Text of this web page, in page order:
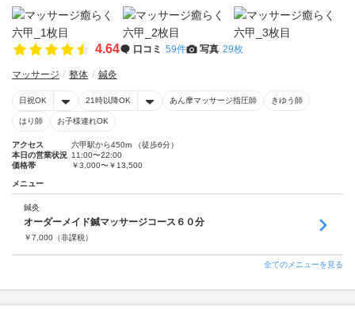
4.64 口コミ 59件 写真 29枚
マッサージ 整体 鍼灸
日祝OK 21時以降OK あん摩マッサージ指圧師 きゆう師
はり師 お子様連れOK
アクセス
六甲駅から450m （徒歩6分）
本日の営業状況 11:00〜22:00
価格帯
￥3,000〜￥13,500
メニュー
鍼灸
オーダーメイド鍼マッサージコース６０分
￥7,000 （非課税）
全てのメニューを見る